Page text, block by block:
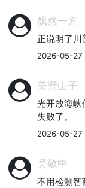
飘然一方
正说明了川
2026-05-27
美野山子
光开放海峡
失败了。
2026-05-27
吴敬中
不用检测智